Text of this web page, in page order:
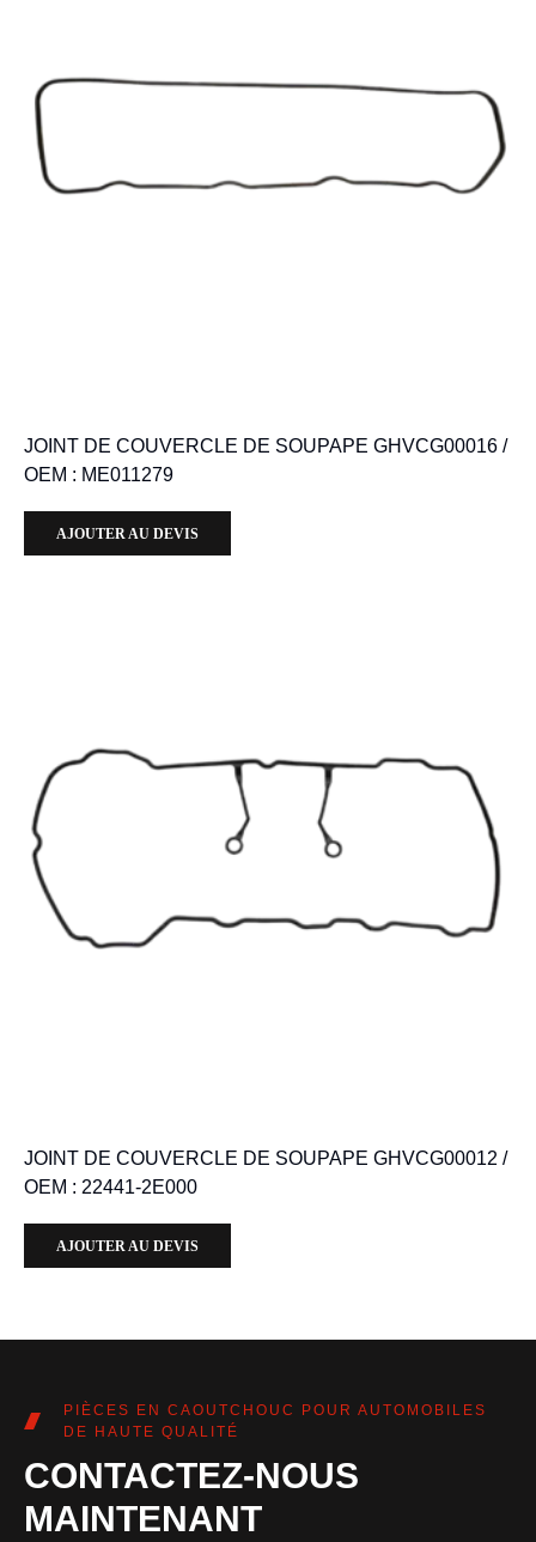
JOINT DE COUVERCLE DE SOUPAPE GHVCG00016 /
OEM : ME011279
AJOUTER AU DEVIS
JOINT DE COUVERCLE DE SOUPAPE GHVCG00012 /
OEM : 22441-2E000
AJOUTER AU DEVIS
PIÈCES EN CAOUTCHOUC POUR AUTOMOBILES
DE HAUTE QUALITÉ
CONTACTEZ-NOUS
MAINTENANT